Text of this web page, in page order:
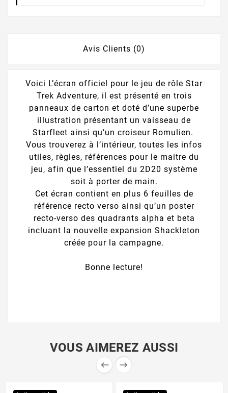
Avis Clients (0)
Voici L’écran officiel pour le jeu de rôle Star
Trek Adventure, il est présenté en trois
panneaux de carton et doté d’une superbe
illustration présentant un vaisseau de
Starfleet ainsi qu’un croiseur Romulien.
Vous trouverez à l’intérieur, toutes les infos
utiles, règles, références pour le maitre du
jeu, afin que l’essentiel du 2D20 système
soit à porter de main.
Cet écran contient en plus 6 feuilles de
référence recto verso ainsi qu’un poster
recto-verso des quadrants alpha et beta
incluant la nouvelle expansion Shackleton
créée pour la campagne.
Bonne lecture!
VOUS AIMEREZ AUSSI
 